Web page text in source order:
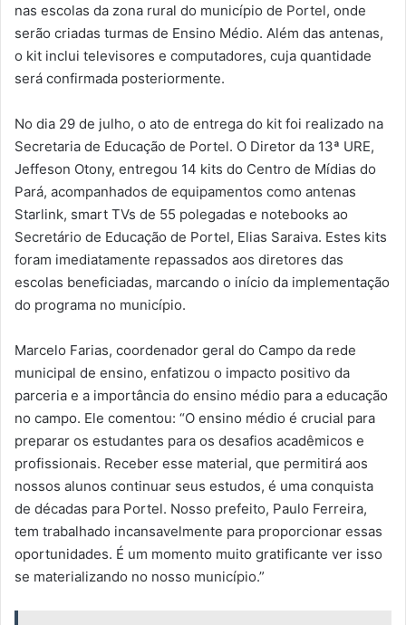
nas escolas da zona rural do município de Portel, onde
serão criadas turmas de Ensino Médio. Além das antenas,
o kit inclui televisores e computadores, cuja quantidade
será confirmada posteriormente.
No dia 29 de julho, o ato de entrega do kit foi realizado na
Secretaria de Educação de Portel. O Diretor da 13ª URE,
Jeffeson Otony, entregou 14 kits do Centro de Mídias do
Pará, acompanhados de equipamentos como antenas
Starlink, smart TVs de 55 polegadas e notebooks ao
Secretário de Educação de Portel, Elias Saraiva. Estes kits
foram imediatamente repassados aos diretores das
escolas beneficiadas, marcando o início da implementação
do programa no município.
Marcelo Farias, coordenador geral do Campo da rede
municipal de ensino, enfatizou o impacto positivo da
parceria e a importância do ensino médio para a educação
no campo. Ele comentou: “O ensino médio é crucial para
preparar os estudantes para os desafios acadêmicos e
profissionais. Receber esse material, que permitirá aos
nossos alunos continuar seus estudos, é uma conquista
de décadas para Portel. Nosso prefeito, Paulo Ferreira,
tem trabalhado incansavelmente para proporcionar essas
oportunidades. É um momento muito gratificante ver isso
se materializando no nosso município.”